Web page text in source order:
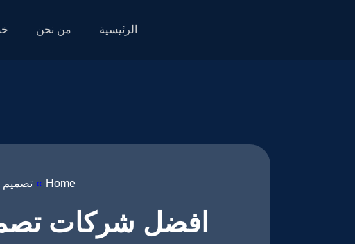
الرئيسية من نحن
Home
» تصميم
افضل شركات تصميم